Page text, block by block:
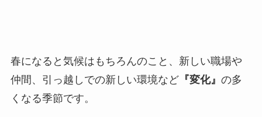
春になると気候はもちろんのこと、新しい職場や
仲間、引っ越しでの新しい環境など『変化』 の多
くなる季節です。